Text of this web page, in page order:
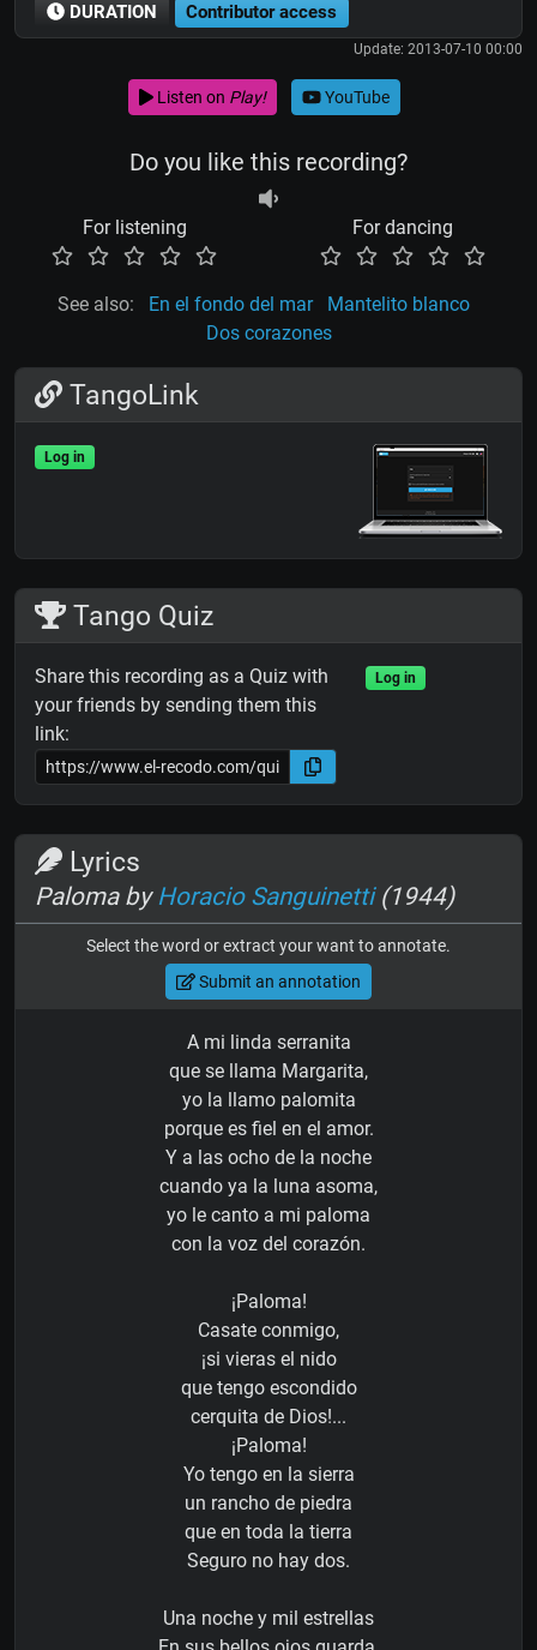
DURATION Contributor access
Update: 2013-07-10 00:00
Listen on Play! YouTube
Do you like this recording?
For listening For dancing
See also: En el fondo del mar
Mantelito blanco
Dos corazones
TangoLink
Log in
Tango Quiz
Share this recording as a Quiz with
your friends by sending them this
link:
Log in
Lyrics
Paloma byHoracio Sanguinetti(1944)
Select the word or extract your want to annotate.
Submit an annotation
A mi linda serranita
que se llama Margarita,
yo la llamo palomita
porque es fiel en el amor.
Y a las ocho de la noche
cuando ya la luna asoma,
yo le canto a mi paloma
con la voz del corazón.
¡Paloma!
Casate conmigo,
¡si vieras el nido
que tengo escondido
cerquita de Dios!...
¡Paloma!
Yo tengo en la sierra
un rancho de piedra
que en toda la tierra
Seguro no hay dos.
Una noche y mil estrellas